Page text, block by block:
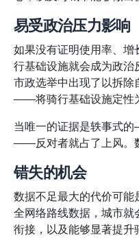
易受政治压力影响
如果没有证明使用率、增
行基础设施就会成为政治
市政选举中出现了以拆除
——将骑行基础设施定性
当唯一的证据是轶事式
——反对者就占了上风。
错失的机会
数据不足最大的代价可能
全网络路线数据，城市就
衔接，以及能够显著提升